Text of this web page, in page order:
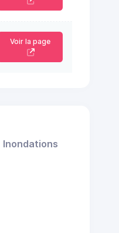
Voir la page
Inondations